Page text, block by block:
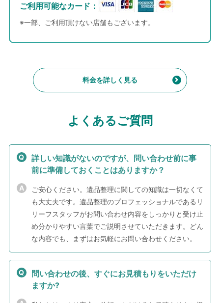
ご利用可能なカード：
※一部、ご利用頂けない店舗もございます。
料金を詳しく見る
よくあるご質問
詳しい知識がないのですが、問い合わせ前に事
前に準備しておくことはありますか？
ご安心ください。遺品整理に関しての知識は一切なくて
も大丈夫です。遺品整理のプロフェッショナルであるリ
リーフスタッフがお問い合わせ内容をしっかりと受け止
め分かりやすい言葉でご説明させていただきます。どん
な内容でも、まずはお気軽にお問い合わせください。
問い合わせの後、すぐにお見積もりをいただけ
ますか?